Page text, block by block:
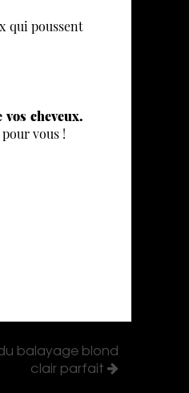
qui poussent
cheveux.
vous !
balayage blond
clair parfait